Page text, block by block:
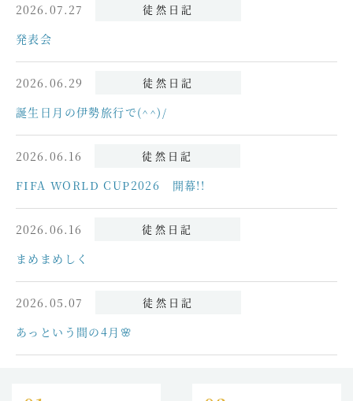
2026.07.27 徒然日記
発表会
2026.06.29 徒然日記
誕生日月の伊勢旅行で(^^)/
2026.06.16 徒然日記
FIFA WORLD CUP2026 開幕!!
2026.06.16 徒然日記
まめまめしく
2026.05.07 徒然日記
あっという間の4月🌸